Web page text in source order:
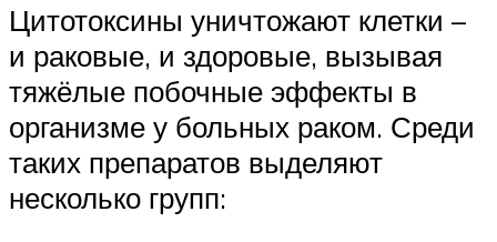
Цитотоксины уничтожают клетки –
и раковые, и здоровые, вызывая
тяжёлые побочные эффекты в
организме у больных раком. Среди
таких препаратов выделяют
несколько групп: